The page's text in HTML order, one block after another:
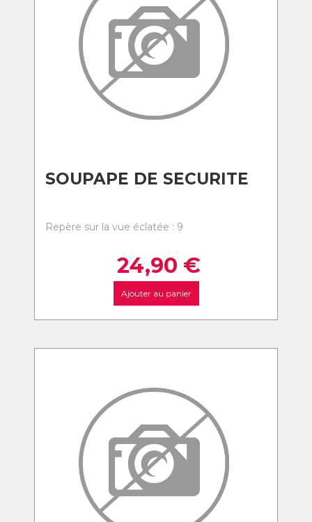
SOUPAPE DE SECURITE
Repère sur la vue éclatée : 9
24,90 €
Ajouter au panier